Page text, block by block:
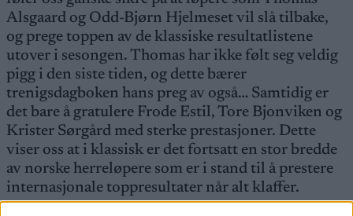
Alsgaard og Odd-Bjørn Hjelmeset vil slå tilbake,
og prege toppen av de klassiske resultatlistene
utover i sesongen. Thomas har ikke følt seg veldig
pigg i den siste tiden, og dette bærer
trenigsdagboken hans preg av også… Samtidig er
det bare å gratulere Frode Estil, Tore Bjonviken og
Krister Sørgård med sterke prestasjoner. Dette
viser oss at i klassisk er det fortsatt en stor bredde
av norske herreløpere som er i stand til å prestere
internasjonale toppresultater når alt klaffer.